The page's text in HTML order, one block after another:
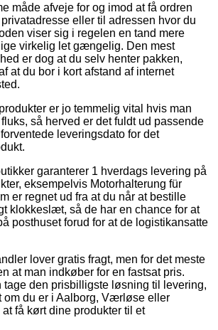
måde afveje for og imod at få ordren
eller til adressen hvor du
viser sig i regelen en tand mere
virkelig let gængelig. Den mest
er dog at du selv henter pakken,
at du bor i kort afstand af internet
er jo temmelig vital hvis man
så herved er det fuldt ud passende
leveringsdato for det
garanterer 1 hverdags levering på
eksempelvis Motorhalterung für
er regnet ud fra at du når at bestille
klokkeslæt, så de har en chance for at
posthuset forud for at de logistikansatte
lover gratis fragt, men for det meste
at man indkøber for en fastsat pris.
tage den prisbilligste løsning til levering,
om du er i Aalborg, Værløse eller
få kørt dine produkter til et